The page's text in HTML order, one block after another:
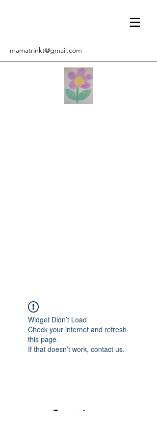
mamatrinkt@gmail.com
Widget Didn’t Load
Check your internet and refresh
this page.
If that doesn’t work, contact us.